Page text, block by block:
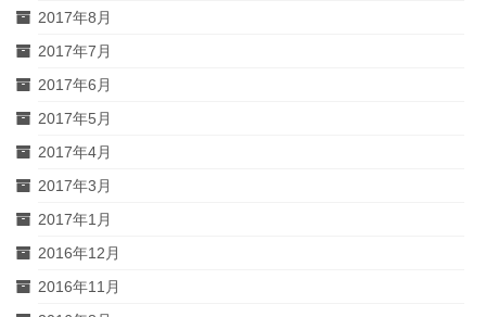
2017年8月
2017年7月
2017年6月
2017年5月
2017年4月
2017年3月
2017年1月
2016年12月
2016年11月